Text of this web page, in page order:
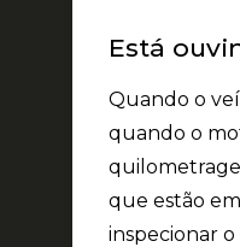
Está
Quando o
quando o
que estão
inspecionar o